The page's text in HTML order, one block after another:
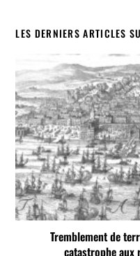
LES DERNIERS ARTICLES
Tremblement de
catastrophe aux